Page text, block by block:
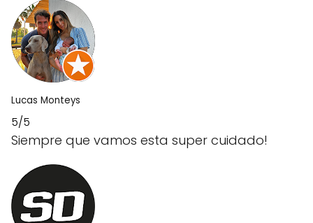
Lucas Monteys
5/5
Siempre que vamos esta super cuidado!